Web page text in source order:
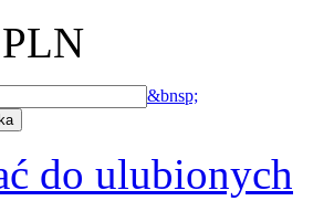
&bnsp;
do ulubionych